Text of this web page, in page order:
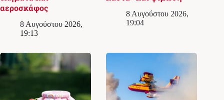
αεροσκάφος
8 Αυγούστου 2026,
19:13
8 Αυγούστου 2026,
19:04